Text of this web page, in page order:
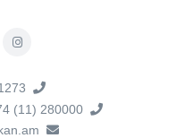
(11) 280000